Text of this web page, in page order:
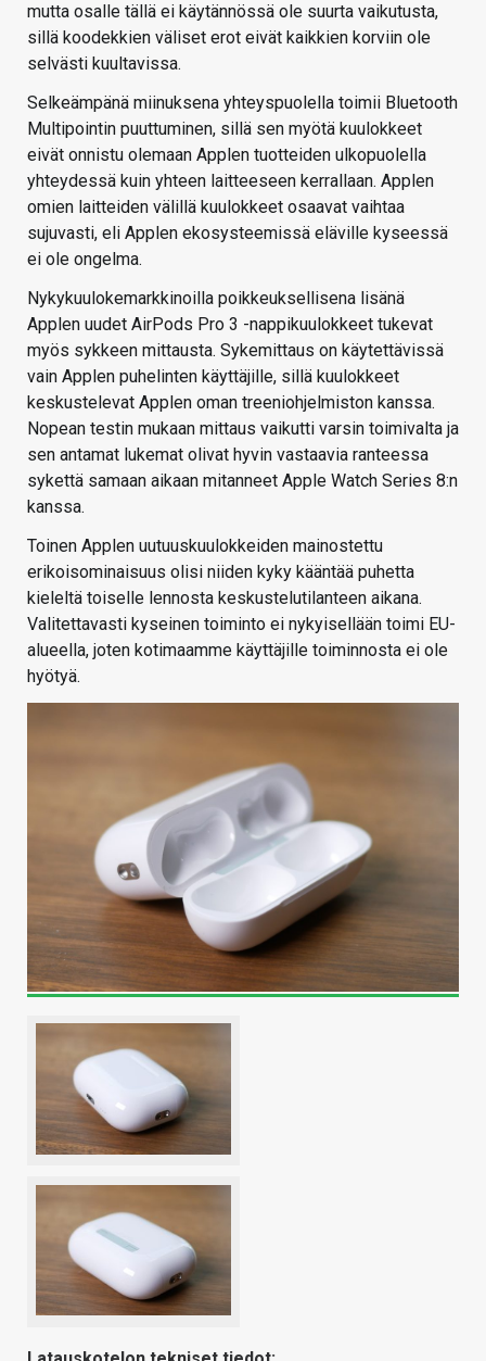
mutta osalle tällä ei käytännössä ole suurta vaikutusta,
sillä koodekkien väliset erot eivät kaikkien korviin ole
selvästi kuultavissa.
Selkeämpänä miinuksena yhteyspuolella toimii Bluetooth
Multipointin puuttuminen, sillä sen myötä kuulokkeet
eivät onnistu olemaan Applen tuotteiden ulkopuolella
yhteydessä kuin yhteen laitteeseen kerrallaan. Applen
omien laitteiden välillä kuulokkeet osaavat vaihtaa
sujuvasti, eli Applen ekosysteemissä eläville kyseessä
ei ole ongelma.
Nykykuulokemarkkinoilla poikkeuksellisena lisänä
Applen uudet AirPods Pro 3 -nappikuulokkeet tukevat
myös sykkeen mittausta. Sykemittaus on käytettävissä
vain Applen puhelinten käyttäjille, sillä kuulokkeet
keskustelevat Applen oman treeniohjelmiston kanssa.
Nopean testin mukaan mittaus vaikutti varsin toimivalta ja
sen antamat lukemat olivat hyvin vastaavia ranteessa
sykettä samaan aikaan mitanneet Apple Watch Series 8:n
kanssa.
Toinen Applen uutuuskuulokkeiden mainostettu
erikoisominaisuus olisi niiden kyky kääntää puhetta
kieleltä toiselle lennosta keskustelutilanteen aikana.
Valitettavasti kyseinen toiminto ei nykyisellään toimi EU-
alueella, joten kotimaamme käyttäjille toiminnosta ei ole
hyötyä.